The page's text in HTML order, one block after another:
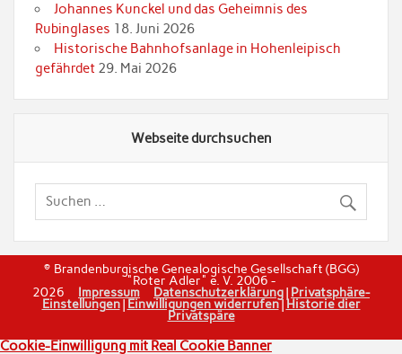
Johannes Kunckel und das Geheimnis des
Rubinglases 18. Juni 2026
Historische Bahnhofsanlage in Hohenleipisch
gefährdet 29. Mai 2026
Webseite durchsuchen
© Brandenburgische Genealogische Gesellschaft (BGG)
"Roter Adler" e. V. 2006 -
2026 Impressum Datenschutzerklärung| Privatsphäre-
Einstellungen| Einwilligungen widerrufen|Historie dier
Privatspäre
Cookie-Einwilligung mit Real Cookie Banner